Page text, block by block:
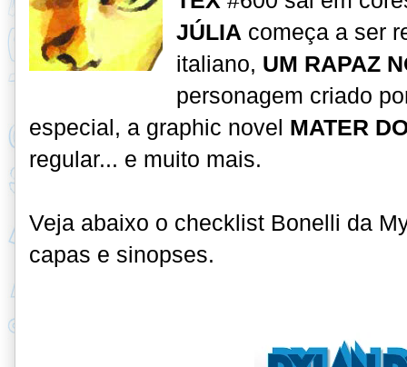
JÚLIA começa a ser
italiano, UM RAPAZ
personagem criado
especial, a graphic novel MATER
regular... e muito mais.
Veja abaixo o checklist Bonelli da
capas e sinopses.